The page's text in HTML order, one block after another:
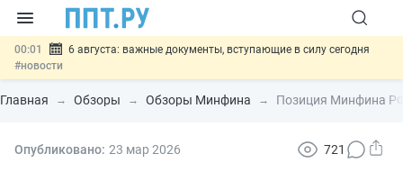
00:01
6 августа: важные документы, вступающие в силу сегодня
#новости
05.08 Обновили сообщения НПФ о договорах НПО и долгосрочных
сбережений#новости
05.08 Систему страхования вкладов распространили на электронные
Главная Обзоры Обзоры Минфина Позиция Минфина РФ
Опубликовано: 23 мар 2026 721